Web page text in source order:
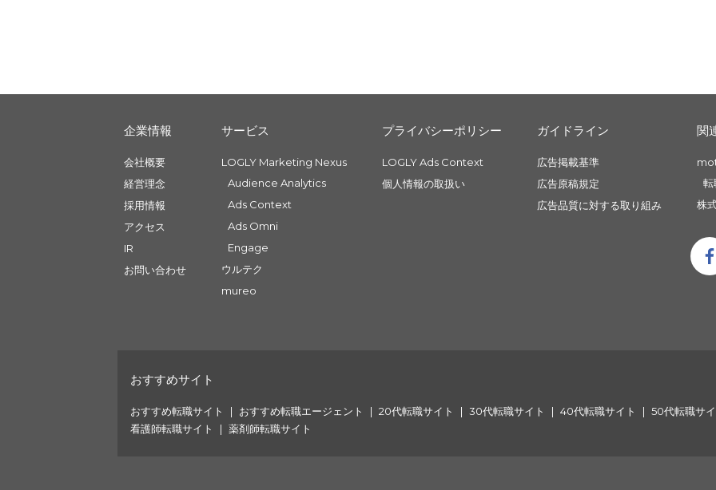
企業情報
会社概要
経営理念
採用情報
アクセス
IR
お問い合わせ
サービス
LOGLY Marketing Nexus
Audience Analytics
Ads Context
Ads Omni
Engage
ウルテク
mureo
プライバシーポリシー
LOGLY Ads Context
個人情報の取扱い
ガイドライン
広告掲載基準
広告原稿規定
広告品質に対する取り組み
関
転
株
おすすめサイト
おすすめ転職サイト おすすめ転職エージェント 20代転職サイト 30代転職サイト 40代転職サイト 50代転職サイ
看護師転職サイト
薬剤師転職サイト